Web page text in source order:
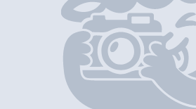
Grand Cru Coffee
九龍新蒲崗雙喜街17號富德工業大